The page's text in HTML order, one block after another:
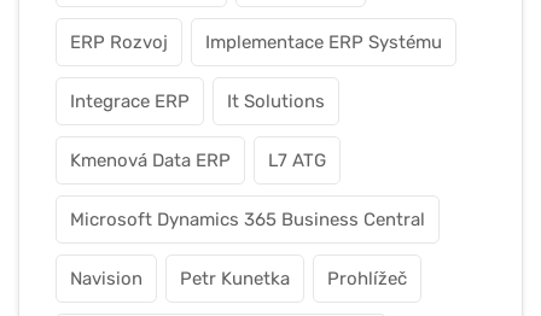
ERP Rozvoj Implementace ERP Systému
Integrace ERP It Solutions
Kmenová Data ERP L7 ATG
Microsoft Dynamics 365 Business Central
Navision Petr Kunetka Prohlížeč